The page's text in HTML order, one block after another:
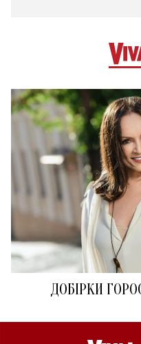
ДОБІРКИ